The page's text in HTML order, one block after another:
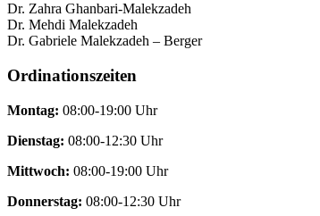
Dr. Zahra Ghanbari-Malekzadeh
Dr. Mehdi Malekzadeh
Dr. Gabriele Malekzadeh – Berger
Ordinationszeiten
Montag: 08:00-19:00 Uhr
Dienstag: 08:00-12:30 Uhr
Mittwoch: 08:00-19:00 Uhr
Donnerstag: 08:00-12:30 Uhr